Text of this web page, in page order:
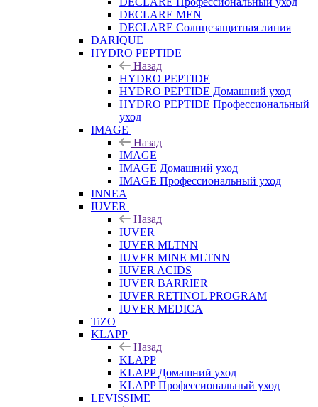
DECLARE MEN
DECLARE Солнцезащитная линия
DARIQUE
HYDRO PEPTIDE
Назад
HYDRO PEPTIDE
HYDRO PEPTIDE Домашний уход
HYDRO PEPTIDE Профессиональный
уход
IMAGE
Назад
IMAGE
IMAGE Домашний уход
IMAGE Профессиональный уход
INNEA
IUVER
Назад
IUVER
IUVER MLTNN
IUVER MINE MLTNN
IUVER ACIDS
IUVER BARRIER
IUVER RETINOL PROGRAM
IUVER MEDICA
TiZO
KLAPP
Назад
KLAPP
KLAPP Домашний уход
KLAPP Профессиональный уход
LEVISSIME